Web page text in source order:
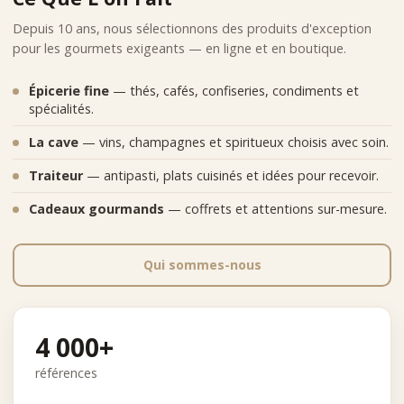
Depuis 10 ans, nous sélectionnons des produits d'exception
pour les gourmets exigeants — en ligne et en boutique.
Épicerie fine — thés, cafés, confiseries, condiments et
spécialités.
La cave — vins, champagnes et spiritueux choisis avec soin.
Traiteur — antipasti, plats cuisinés et idées pour recevoir.
Cadeaux gourmands — coffrets et attentions sur-mesure.
Qui sommes-nous
4 000+
références